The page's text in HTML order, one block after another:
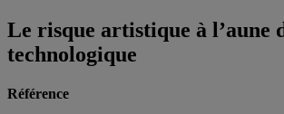
Le risque artistique à l’aune
technologique
Référence